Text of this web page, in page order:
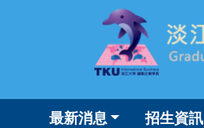
最新消息 招生資訊